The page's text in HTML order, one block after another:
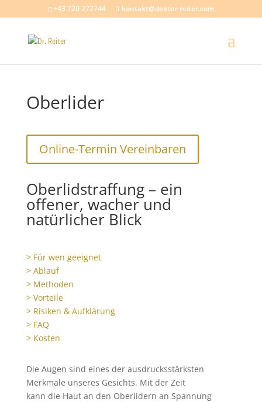
+43 720 272744 kontakt@doktor-reiter.com
Oberlider
Online-Termin Vereinbaren
Oberlidstraffung – ein
offener, wacher und
natürlicher Blick
> Für wen geeignet
> Ablauf
> Methoden
> Vorteile
> Risiken & Aufklärung
> FAQ
> Kosten
Die Augen sind eines der ausdrucksstärksten
Merkmale unseres Gesichts. Mit der Zeit
kann die Haut an den Oberlidern an Spannung